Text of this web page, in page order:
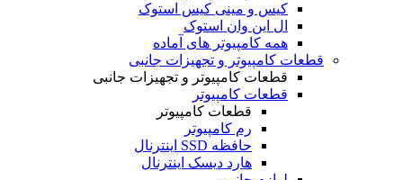
کیس و مینی کیس استوک
ال این وان استوک
همه کامپیوتر های آماده
قطعات کامپیوتر و تجهیزات جانبی
قطعات کامپیوتر و تجهیزات جانبی
قطعات کامپیوتر
قطعات کامپیوتر
رم کامپیوتر
حافظه SSD اینترنال
هارد دیسک اینترنال